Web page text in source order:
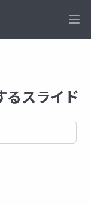
るスライド